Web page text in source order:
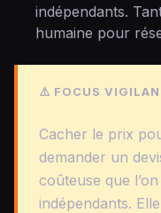
indépendants.
humaine pour
⚠️ FOCUS
Cacher le prix
demander un
coûteuse que
indépendants.